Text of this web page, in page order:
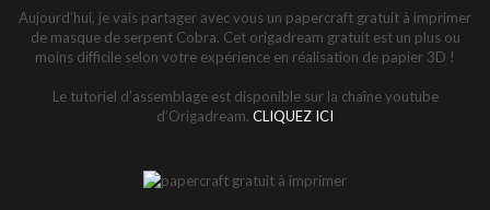
Aujourd’hui, je vais partager avec vous un papercraft gratuit à imprimer
de masque de serpent Cobra. Cet origadream gratuit est un plus ou
moins difficile selon votre expérience en réalisation de papier 3D !
Le tutoriel d’assemblage est disponible sur la chaîne youtube
d’Origadream. CLIQUEZ ICI